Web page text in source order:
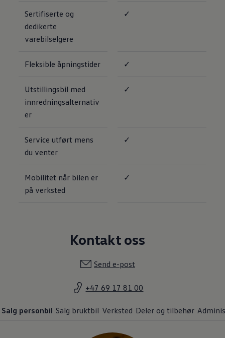
Sertifiserte og
dedikerte
varebilselgere
✓
Fleksible åpningstider ✓
Utstillingsbil med
innredningsalternativ
er
✓
Service utført mens
du venter
✓
Mobilitet når bilen er
på verksted
✓
Kontakt oss
Send e-post
+47 69 17 81 00
Salg personbil Salg bruktbil Verksted Deler og tilbehør